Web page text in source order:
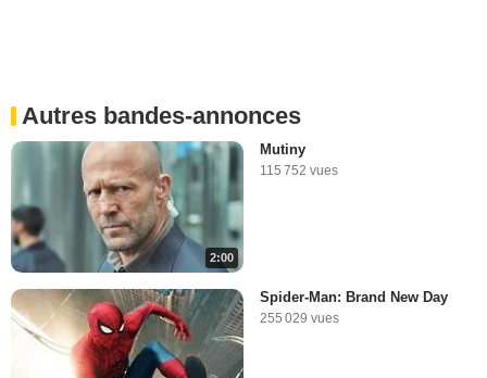
Autres bandes-annonces
2:00
Mutiny
115 752 vues
Spider-Man: Brand New Day
255 029 vues